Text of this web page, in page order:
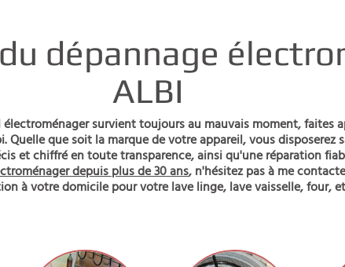
dépannage
ALBI
survient toujours au mauvais moment, faites
Quelle que soit la marque de votre appareil, vous disposerez
et chiffré en toute transparence, ainsi qu'une réparation
depuis plus de 30 ans, n'hésitez pas à me
à votre domicile pour votre lave linge, lave vaisselle, four,